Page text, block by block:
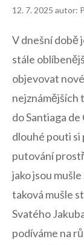
12. 7. 2025 autor:
V dnešní době
stále
objevovat‍
nejznámějších
do Santiaga
⁣dlouhé pouti si⁢
putování
jako jsou
taková mušle​
Svatého
podíváme na